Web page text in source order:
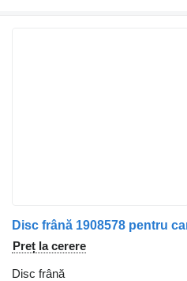
Preț la cerere
Disc frână